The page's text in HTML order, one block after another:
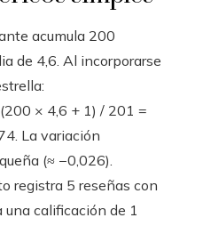
acumula 200
de 4,6. Al incorporarse
× 4,6 + 1) / 201 =
La variación
(≈ −0,026).
registra 5 reseñas con
una calificación de 1